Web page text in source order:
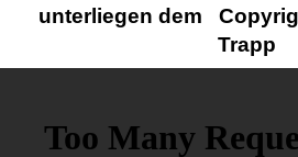
unterliegen dem
Trapp